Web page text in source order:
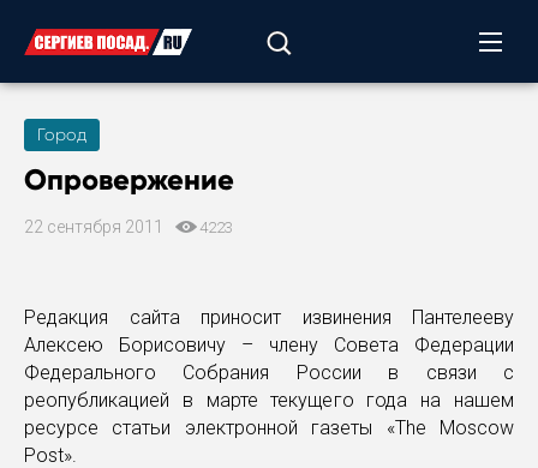
Город
Опровержение
22 сентября 2011 4223
Редакция сайта приносит извинения Пантелееву
Алексею Борисовичу – члену Совета Федерации
Федерального Собрания России в связи с
реопубликацией в марте текущего года на нашем
ресурсе статьи электронной газеты «The Moscow
Post».